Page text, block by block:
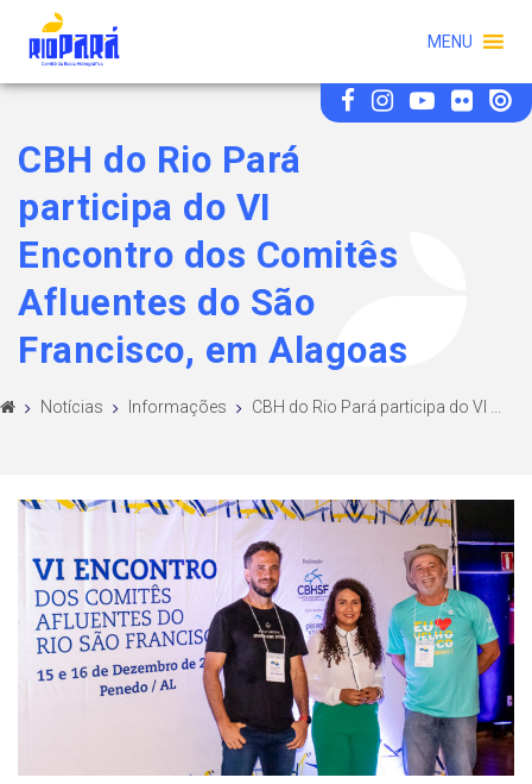
MENU
CBH do Rio Pará
participa do VI
Encontro dos Comitês
Afluentes do São
Francisco, em Alagoas
Notícias Informações CBH do Rio Pará participa do VI ...